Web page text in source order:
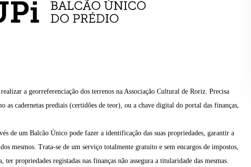
a georreferenciação dos terrenos na Associação Cultural de Roriz. Precisa
as cadernetas prediais (certidões de teor), ou a chave digital do portal das finanças,
de um Balcão Único pode fazer a identificação das suas propriedades, garantir a
mesmos. Trata-se de um serviço totalmente gratuito e sem encargos de impostos,
ter propriedades registadas nas finanças não assegura a titularidade das mesmas.